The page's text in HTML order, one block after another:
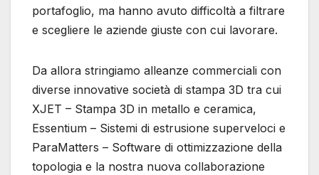
portafoglio, ma hanno avuto difficoltà a filtrare
e scegliere le aziende giuste con cui lavorare.
Da allora stringiamo alleanze commerciali con
diverse innovative società di stampa 3D tra cui
XJET – Stampa 3D in metallo e ceramica,
Essentium – Sistemi di estrusione superveloci e
ParaMatters – Software di ottimizzazione della
topologia e la nostra nuova collaborazione